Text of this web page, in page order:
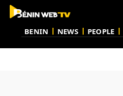
BENIN NEWS PEOPLE